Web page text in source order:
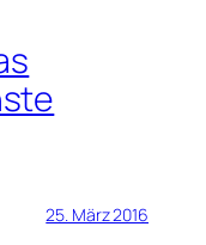
25. März 2016